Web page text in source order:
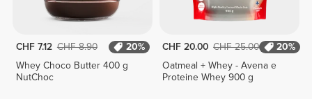
CHF 7.12 CHF 8.90
20%
Whey Choco Butter 400 g
NutChoc
CHF 20.00 CHF 25.00
20%
Oatmeal + Whey - Avena e
Proteine Whey 900 g